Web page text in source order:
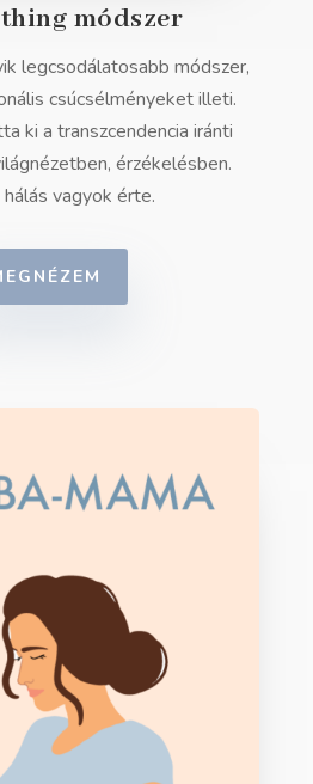
módszer
legcsodálatosabb módszer,
csúcsélményeket illeti.
ki a transzcendencia iránti
érzékelésben.
vagyok érte.